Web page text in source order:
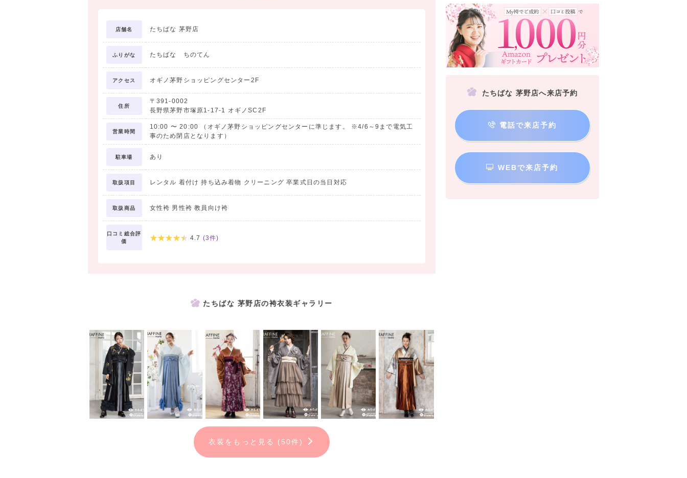
店舗名 たちばな 茅野店
ふりがな たちばな ちのてん
アクセス オギノ茅野ショッピングセンター2F
住所
〒391-0002
長野県茅野市塚原1-17-1 オギノSC2F
営業時間
10:00 〜20:00 （オギノ茅野ショッピングセンターに準じます。 ※4/6～9まで電気工
事のため閉店となります）
駐車場 あり
取扱項目 レンタル 着付け 持ち込み着物 クリーニング 卒業式日の当日対応
取扱商品 女性袴 男性袴 教員向け袴
口コミ総合評
価
4.7 (3件)
たちばな 茅野店の袴衣装ギャラリー
衣装をもっと見る (50件)
たちばな 茅野店へ来店予約
電話で来店予約
WEBで来店予約